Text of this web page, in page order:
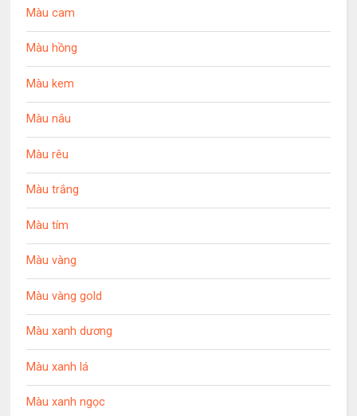
Màu cam
Màu hồng
Màu kem
Màu nâu
Màu rêu
Màu trắng
Màu tím
Màu vàng
Màu vàng gold
Màu xanh dương
Màu xanh lá
Màu xanh ngọc